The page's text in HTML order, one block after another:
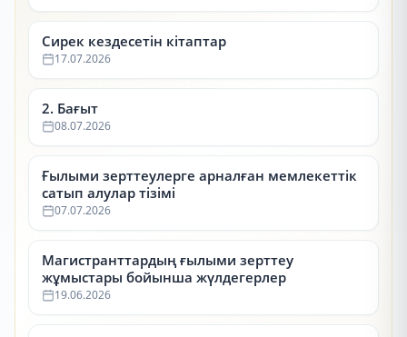
Сирек кездесетін кітаптар
17.07.2026
2. Бағыт
08.07.2026
Ғылыми зерттеулерге арналған мемлекеттік
сатып алулар тізімі
07.07.2026
Магистранттардың ғылыми зерттеу
жұмыстары бойынша жүлдегерлер
19.06.2026